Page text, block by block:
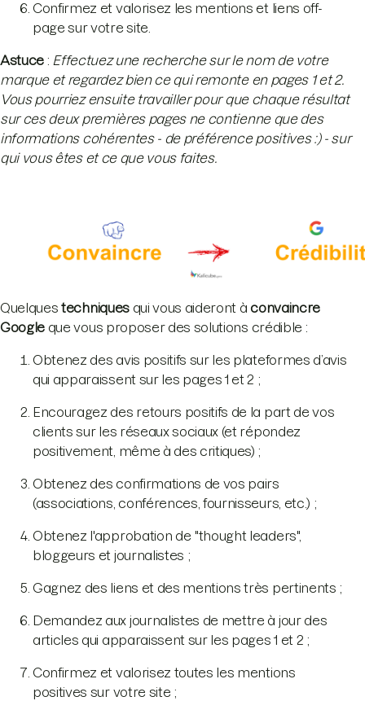
Confirmez et valorisez les mentions et liens off-
page sur votre site.
Astuce : Effectuez une recherche sur le nom de votre
marque et regardez bien ce qui remonte en pages 1 et 2.
Vous pourriez ensuite travailler pour que chaque résultat
sur ces deux premières pages ne contienne que des
informations cohérentes - de préférence positives :) - sur
qui vous êtes et ce que vous faites.
Quelquestechniquesqui vous aideront à convaincre
Google que vous proposer des solutions crédible :
Obtenez des avis positifs sur les plateformes d’avis
qui apparaissent sur les pages 1 et 2 ;
Encouragez des retours positifs de la part de vos
clients sur les réseaux sociaux (et répondez
positivement, même à des critiques) ;
Obtenez des confirmations de vos pairs
(associations, conférences, fournisseurs, etc.) ;
Obtenez l'approbation de "thought leaders",
bloggeurs et journalistes ;
Gagnez des liens et des mentions très pertinents ;
Demandez aux journalistes de mettre à jour des
articles qui apparaissent sur les pages 1 et 2 ;
Confirmez et valorisez toutes les mentions
positives sur votre site ;